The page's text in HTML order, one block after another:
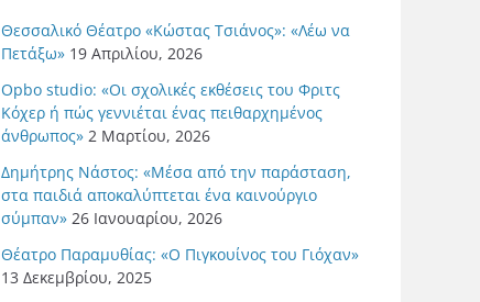
Θεσσαλικό Θέατρο «Κώστας Τσιάνος»: «Λέω να
Πετάξω» 19 Απριλίου, 2026
Opbo studio: «Οι σχολικές εκθέσεις του Φριτς
Κόχερ ή πώς γεννιέται ένας πειθαρχημένος
άνθρωπος» 2 Μαρτίου, 2026
Δημήτρης Νάστος: «Μέσα από την παράσταση,
στα παιδιά αποκαλύπτεται ένα καινούργιο
σύμπαν» 26 Ιανουαρίου, 2026
Θέατρο Παραμυθίας: «Ο Πιγκουίνος του Γιόχαν»
13 Δεκεμβρίου, 2025